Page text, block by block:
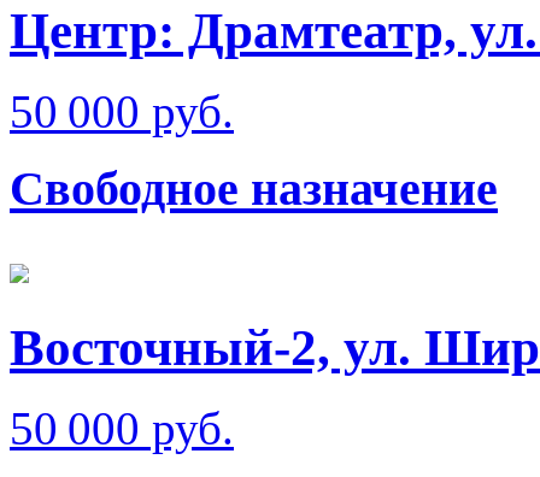
Центр: Драмтеатр,
50 000 руб.
Свободное назначение
Восточный-2, ул.
50 000 руб.